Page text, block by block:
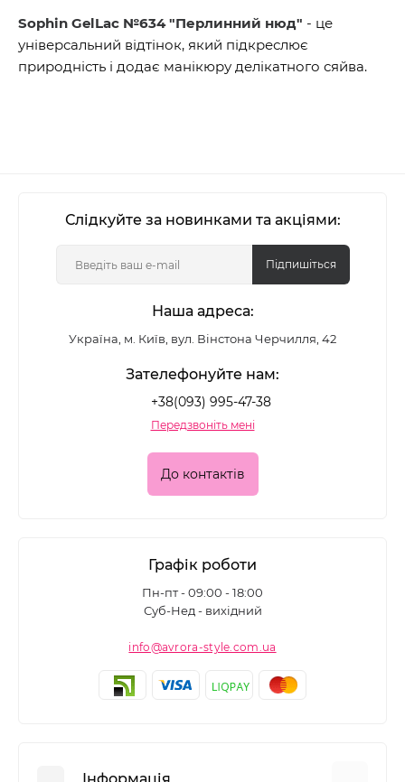
Sophin GelLac №634 "Перлинний нюд" - це
універсальний відтінок, який підкреслює
природність і додає манікюру делікатного сяйва.
Слідкуйте за новинками та акціями:
Підпишіться
Наша адреса:
Україна, м. Київ, вул. Вінстона Черчилля, 42
Зателефонуйте нам:
+38(093) 995-47-38
Передзвоніть мені
До контактів
Графік роботи
Пн-пт - 09:00 - 18:00
Суб-Нед - вихідний
info@avrora-style.com.ua